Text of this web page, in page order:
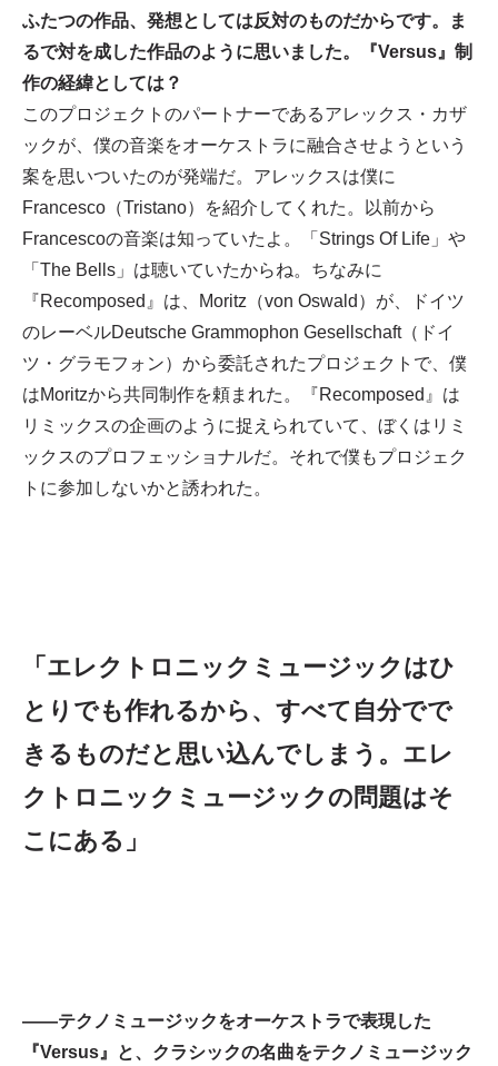
ふたつの作品、発想としては反対のものだからです。ま
るで対を成した作品のように思いました。『Versus』制
作の経緯としては？
このプロジェクトのパートナーであるアレックス・カザ
ックが、僕の音楽をオーケストラに融合させようという
案を思いついたのが発端だ。アレックスは僕に
Francesco（Tristano）を紹介してくれた。以前から
Francescoの音楽は知っていたよ。「Strings Of Life」や
「The Bells」は聴いていたからね。ちなみに
『Recomposed』は、Moritz（von Oswald）が、ドイツ
のレーベルDeutsche Grammophon Gesellschaft（ドイ
ツ・グラモフォン）から委託されたプロジェクトで、僕
はMoritzから共同制作を頼まれた。『Recomposed』は
リミックスの企画のように捉えられていて、ぼくはリミ
ックスのプロフェッショナルだ。それで僕もプロジェク
トに参加しないかと誘われた。
「エレクトロニックミュージックはひ
とりでも作れるから、すべて自分でで
きるものだと思い込んでしまう。エレ
クトロニックミュージックの問題はそ
こにある」
——テクノミュージックをオーケストラで表現した
『Versus』と、クラシックの名曲をテクノミュージック